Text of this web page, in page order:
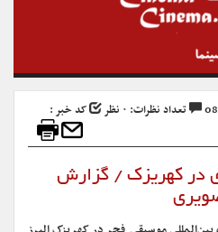
تعداد نظرات: ۰ نظر
کد خبر :
در کهریزک / گزارش